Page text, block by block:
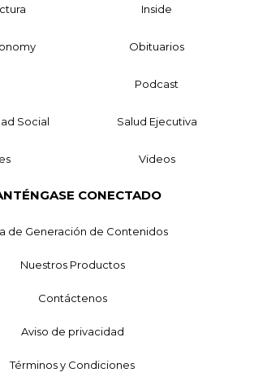
Inside
Obituarios
Podcast
Social Salud Ejecutiva
Videos
CONECTADO
de Generación de Contenidos
Nuestros Productos
Contáctenos
Aviso de privacidad
Términos y Condiciones